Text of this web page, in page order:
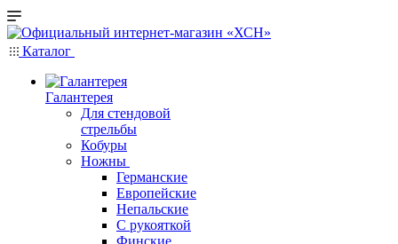
Каталог
Галантерея
Для стендовой
стрельбы
Кобуры
Ножны
Германские
Европейские
Непальские
С рукояткой
Финские